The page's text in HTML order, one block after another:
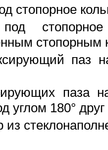
стопорное
под
стопорным
паз
паза
углом 180° друг
из